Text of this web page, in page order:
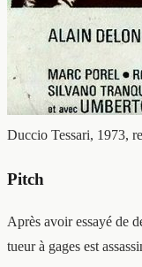
Duccio Tessari, 1973,
Pitch
Après avoir essayé de
tueur à gages est